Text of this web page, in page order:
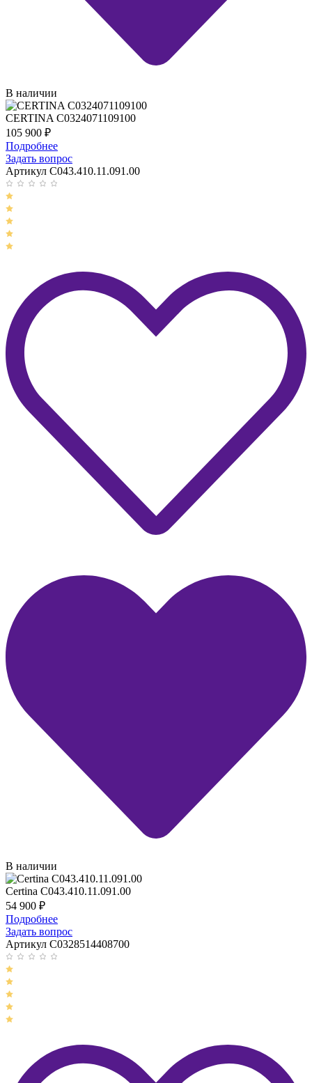
В наличии
CERTINA C0324071109100
105 900 ₽
Подробнее
Задать вопрос
Артикул C043.410.11.091.00
В наличии
Certina C043.410.11.091.00
54 900 ₽
Подробнее
Задать вопрос
Артикул C0328514408700